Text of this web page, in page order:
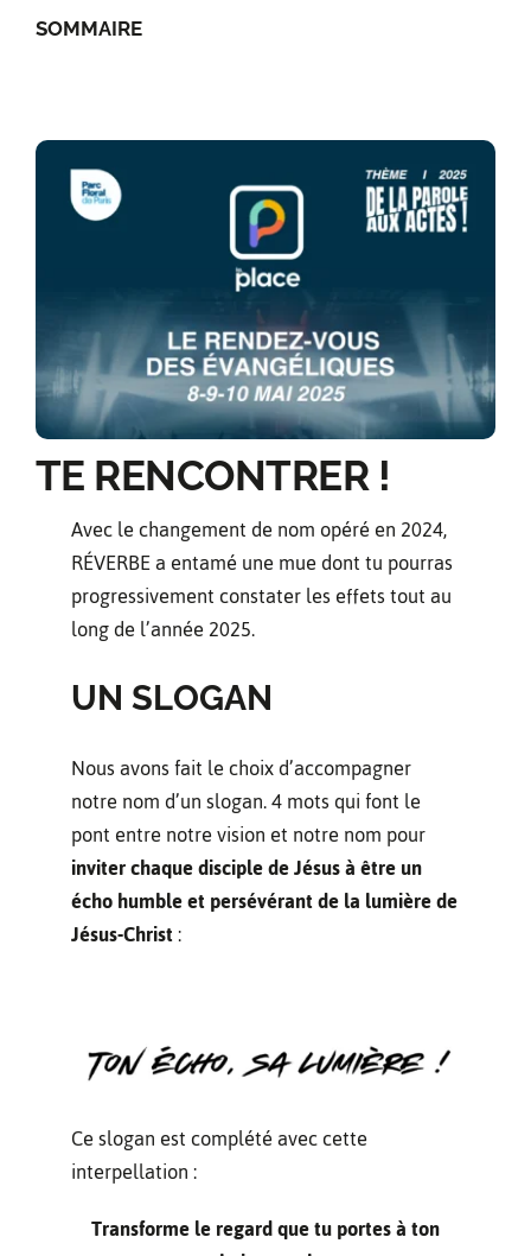
Instagram
TE RENCONTRER !
Avec le changement de nom opéré en 2024,
RÉVERBE a entamé une mue dont tu pourras
progressivement constater les effets tout au
long de l’année 2025.
UN SLOGAN
Nous avons fait le choix d’accompagner
notre nom d’un slogan. 4 mots qui font le
pont entre notre vision et notre nom pour
inviter chaque disciple de Jésus à être un
écho humble et persévérant de la lumière de
Jésus-Christ:
Ce slogan est complété avec cette
interpellation :
Transforme le regard que tu portes à ton
SOMMAIRE